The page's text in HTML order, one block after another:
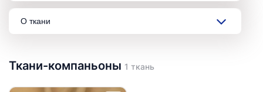
О ткани
Ткани-компаньоны 1 ткань